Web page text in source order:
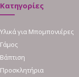
Κατηγορίες
Υλικά για Μπομπονιέρες
Γάμος
Βάπτιση
Προσκλητήρια